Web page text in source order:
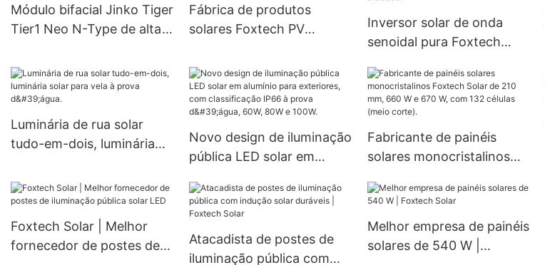
5 kW
Módulo bifacial Jinko Tiger
Tier1 Neo N-Type de alta
BB, disponível em
potências de 590 W, 620
W, 630 W e 650 W.
Fábrica de produtos
solares Foxtech PV
Equador, Brasil e
Colômbia, sistema off-grid
de 120 V.
Inversor solar de onda
senoidal pura Foxtech
e 6 kW, 48 V, 120/240 V,
para sistemas isolados da
rede elétrica. Preço de
atacado.
Luminária de rua solar
tudo-em-dois, luminária
d'água.
Novo design de iluminação
pública LED solar em
com classificação IP66 à
prova d'água, 60W, 80W e
100W.
Fabricante de painéis
solares monocristalinos
660 W e 670 W, com 132
Foxtech Solar | Melhor
fornecedor de postes de
Atacadista de postes de
iluminação pública com
Melhor empresa de painéis
solares de 540 W |